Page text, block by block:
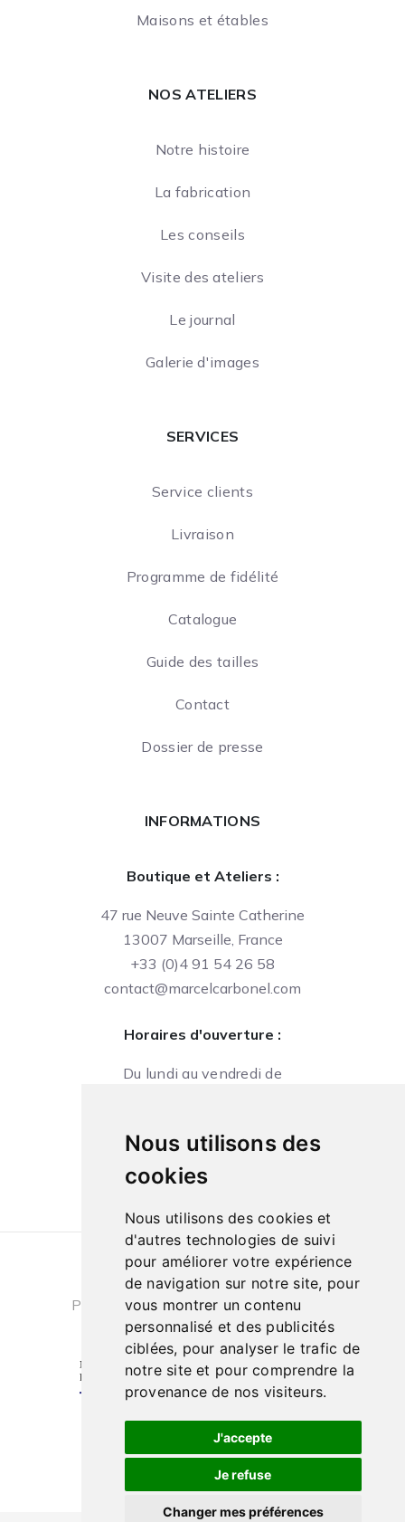
Nous utilisons des
cookies
Nous utilisons des cookies et
d'autres technologies de suivi
pour améliorer votre expérience
de navigation sur notre site, pour
vous montrer un contenu
personnalisé et des publicités
ciblées, pour analyser le trafic de
notre site et pour comprendre la
provenance de nos visiteurs.
J'accepte
Je refuse
Changer mes préférences
Maisons et étables
NOS ATELIERS
Notre histoire
La fabrication
Les conseils
Visite des ateliers
Le journal
Galerie d'images
SERVICES
Service clients
Livraison
Programme de fidélité
Catalogue
Guide des tailles
Contact
Dossier de presse
INFORMATIONS
Boutique et Ateliers :
47 rue Neuve Sainte Catherine
13007 Marseille, France
+33 (0)4 91 54 26 58
contact@marcelcarbonel.com
Horaires d'ouverture :
Du lundi au vendredi de
10h à 13h et de 14h à 18h
Conditions générales de ventes
|
Politique de confidentialité
| Cookies